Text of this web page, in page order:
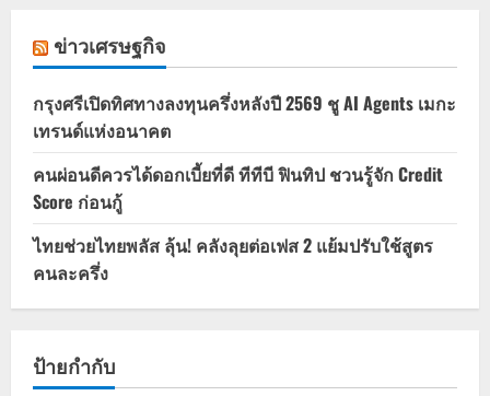
ข่าวเศรษฐกิจ
กรุงศรีเปิดทิศทางลงทุนครึ่งหลังปี 2569 ชู AI Agents เมกะ
เทรนด์แห่งอนาคต
คนผ่อนดีควรได้ดอกเบี้ยที่ดี ทีทีบี ฟินทิป ชวนรู้จัก Credit
Score ก่อนกู้
ไทยช่วยไทยพลัส ลุ้น! คลังลุยต่อเฟส 2 แย้มปรับใช้สูตร
คนละครึ่ง
ป้ายกำกับ